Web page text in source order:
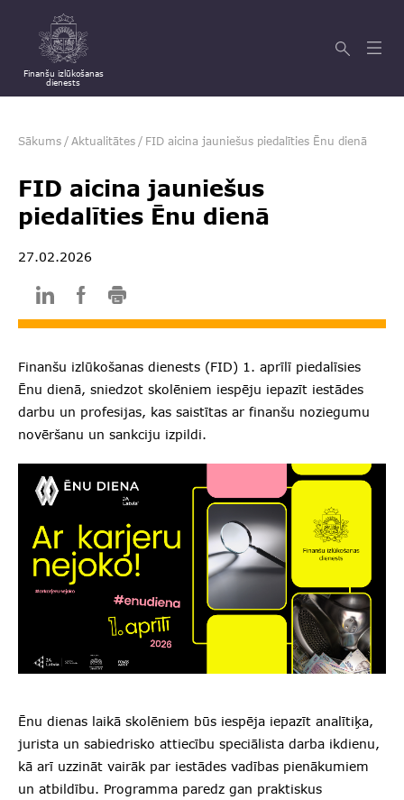
Finanšu izlūkošanas
dienests
Sākums / Aktualitātes / FID aicina jauniešus piedalīties Ēnu dienā
FID aicina jauniešus
piedalīties Ēnu dienā
27.02.2026
Finanšu izlūkošanas dienests (FID) 1. aprīlī piedalīsies
Ēnu dienā, sniedzot skolēniem iespēju iepazīt iestādes
darbu un profesijas, kas saistītas ar finanšu noziegumu
novēršanu un sankciju izpildi.
Ēnu dienas laikā skolēniem būs iespēja iepazīt analītiķa,
jurista un sabiedrisko attiecību speciālista darba ikdienu,
kā arī uzzināt vairāk par iestādes vadības pienākumiem
un atbildību. Programma paredz gan praktiskus